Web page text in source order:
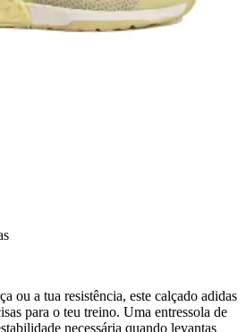
ou a tua resistência, este calçado adidas
para o teu treino. Uma entressola de
necessária quando levantas